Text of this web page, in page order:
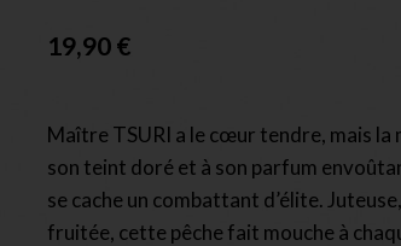
19,90€
Maître TSURI a le cœur tendre, mais la
son teint doré et à son parfum
se cache un combattant d’élite.
fruitée, cette pêche fait mouche à